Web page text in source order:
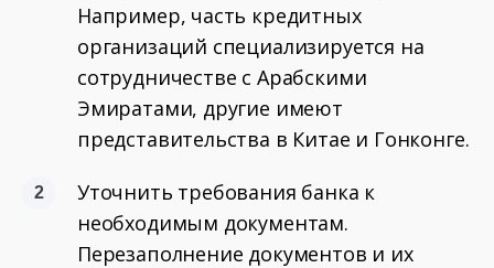
Например, часть кредитных
организаций специализируется на
сотрудничестве с Арабскими
Эмиратами, другие имеют
представительства в Китае и Гонконге.
Уточнить требования банка к
необходимым документам.
Перезаполнение документов и их